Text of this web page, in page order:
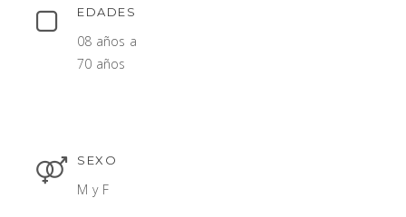
EDADES
08 años a
70 años
SEXO
M y F